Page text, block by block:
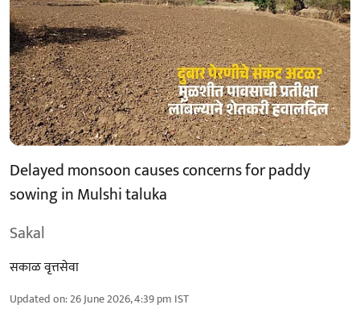
Delayed monsoon causes concerns for paddy
sowing in Mulshi taluka
Sakal
सकाळ वृत्तसेवा
Updated on:26 June 2026, 4:39 pm IST